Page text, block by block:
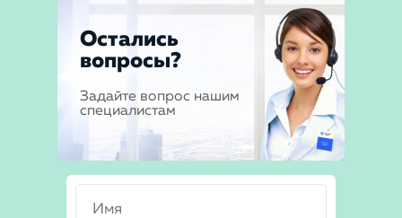
Остались
вопросы?
Задайте вопрос нашим
специалистам